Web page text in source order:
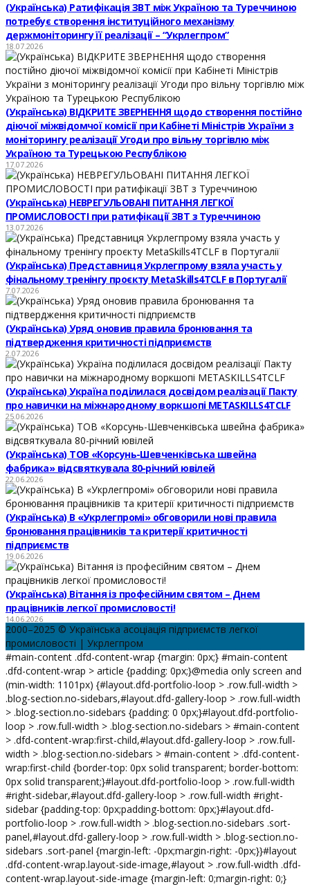
(Українська) Ратифікація ЗВТ між Україною та Туреччиною
потребує створення інституційного механізму
держмоніторингу її реалізації – “Укрлегпром”
18.07.2026
(Українська) ВІДКРИТЕ ЗВЕРНЕННЯ щодо створення постійно
діючої міжвідомчої комісії при Кабінеті Міністрів України з
моніторингу реалізації Угоди про вільну торгівлю між
Україною та Турецькою Республікою
17.07.2026
(Українська) НЕВРЕГУЛЬОВАНІ ПИТАННЯ ЛЕГКОЇ
ПРОМИСЛОВОСТІ при ратифікації ЗВТ з Туреччиною
13.07.2026
(Українська) Представниця Укрлегпрому взяла участь у
фінальному тренінгу проєкту MetaSkills4TCLF в Португалії
7.07.2026
(Українська) Уряд оновив правила бронювання та
підтвердження критичності підприємств
2.07.2026
(Українська) Україна поділилася досвідом реалізації Пакту
про навички на міжнародному воркшопі METASKILLS4TCLF
25.06.2026
(Українська) ТОВ «Корсунь-Шевченківська швейна
фабрика» відсвяткувала 80-річний ювілей
22.06.2026
(Українська) В «Укрлегпромі» обговорили нові правила
бронювання працівників та критерії критичності
підприємств
19.06.2026
(Українська) Вітання із професійним святом – Днем
працівників легкої промисловості!
14.06.2026
2000–2025 © Українська асоціація підприємств легкої
промисловості | Укрлегпром
#main-content .dfd-content-wrap {margin: 0px;} #main-content
.dfd-content-wrap > article {padding: 0px;}@media only screen and
(min-width: 1101px) {#layout.dfd-portfolio-loop > .row.full-width >
.blog-section.no-sidebars,#layout.dfd-gallery-loop > .row.full-width
> .blog-section.no-sidebars {padding: 0 0px;}#layout.dfd-portfolio-
loop > .row.full-width > .blog-section.no-sidebars > #main-content
> .dfd-content-wrap:first-child,#layout.dfd-gallery-loop > .row.full-
width > .blog-section.no-sidebars > #main-content > .dfd-content-
wrap:first-child {border-top: 0px solid transparent; border-bottom:
0px solid transparent;}#layout.dfd-portfolio-loop > .row.full-width
#right-sidebar,#layout.dfd-gallery-loop > .row.full-width #right-
sidebar {padding-top: 0px;padding-bottom: 0px;}#layout.dfd-
portfolio-loop > .row.full-width > .blog-section.no-sidebars .sort-
panel,#layout.dfd-gallery-loop > .row.full-width > .blog-section.no-
sidebars .sort-panel {margin-left: -0px;margin-right: -0px;}}#layout
.dfd-content-wrap.layout-side-image,#layout > .row.full-width .dfd-
content-wrap.layout-side-image {margin-left: 0;margin-right: 0;}